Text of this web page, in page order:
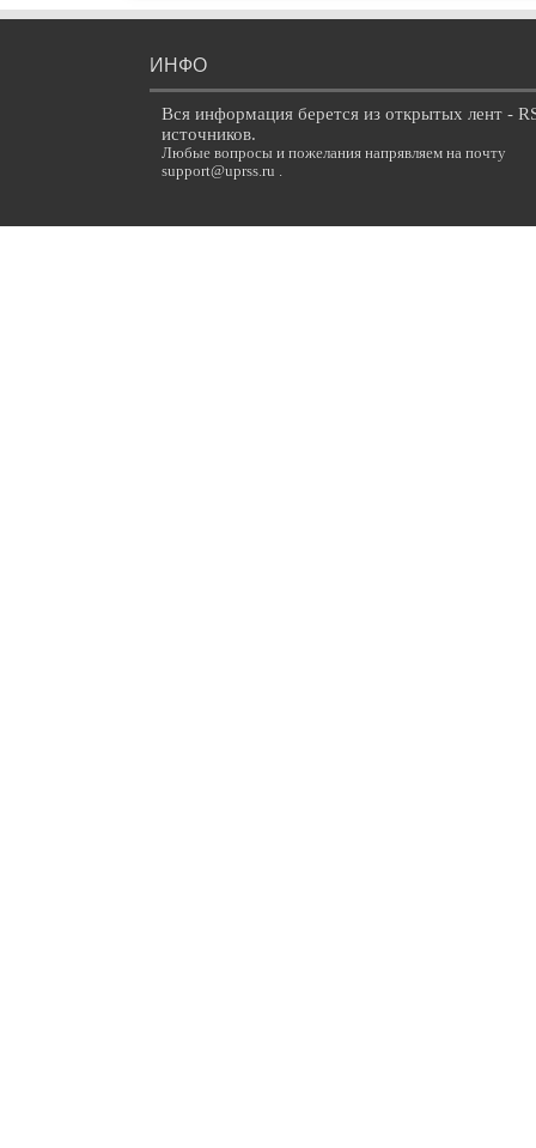
ИНФО
Вся информация берется из открытых лент -
источников.
Любые вопросы и пожелания напрявляем на почту
support@uprss.ru .